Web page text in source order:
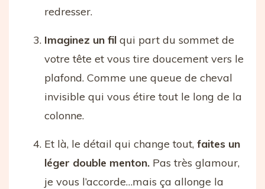
redresser.
Imaginez un fil qui part du sommet de
votre tête et vous tire doucement vers le
plafond. Comme une queue de cheval
invisible qui vous étire tout le long de la
colonne.
Et là, le détail qui change tout, faites un
léger double menton. Pas très glamour,
je vous l’accorde…mais ça allonge la